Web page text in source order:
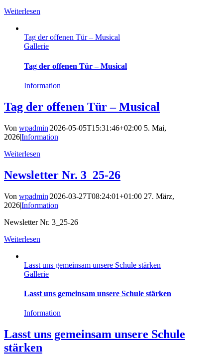
Weiterlesen
Tag der offenen Tür – Musical
Gallerie
Tag der offenen Tür – Musical
Information
Tag der offenen Tür – Musical
Von wpadmin|2026-05-05T15:31:46+02:00 5. Mai,
2026|Information|
Weiterlesen
Newsletter Nr. 3_25-26
Von wpadmin|2026-03-27T08:24:01+01:00 27. März,
2026|Information|
Newsletter Nr. 3_25-26
Weiterlesen
Lasst uns gemeinsam unsere Schule stärken
Gallerie
Lasst uns gemeinsam unsere Schule stärken
Information
Lasst uns gemeinsam unsere Schule
stärken